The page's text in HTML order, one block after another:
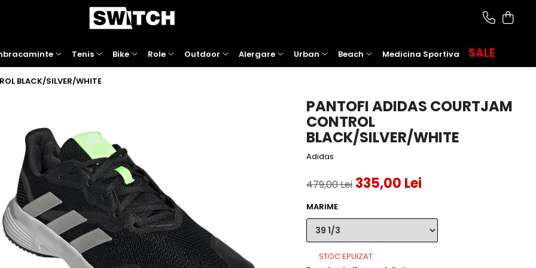
Tenis Bike Role Outdoor Alergare Urban Beach Medicina Sportiva SALE
BLACK/SILVER/WHITE
PANTOFI ADIDAS COURTJAM
CONTROL
BLACK/SILVER/WHITE
Adidas
479,00 Lei 335,00 Lei
MARIME:
STOC EPUIZAT